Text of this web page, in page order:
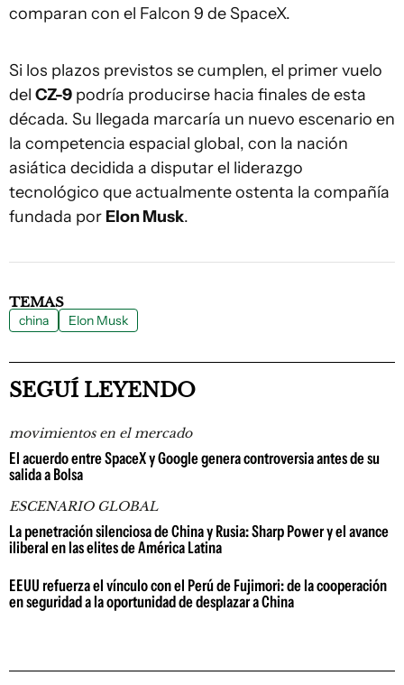
comparan con el Falcon 9 de SpaceX.
Si los plazos previstos se cumplen, el primer vuelo
del CZ-9 podría producirse hacia finales de esta
década. Su llegada marcaría un nuevo escenario en
la competencia espacial global, con la nación
asiática decidida a disputar el liderazgo
tecnológico que actualmente ostenta la compañía
fundada por Elon Musk.
TEMAS
china Elon Musk
SEGUÍ LEYENDO
movimientos en el mercado
El acuerdo entre SpaceX y Google genera controversia antes de su
salida a Bolsa
ESCENARIO GLOBAL
La penetración silenciosa de China y Rusia: Sharp Power y el avance
iliberal en las elites de América Latina
EEUU refuerza el vínculo con el Perú de Fujimori: de la cooperación
en seguridad a la oportunidad de desplazar a China